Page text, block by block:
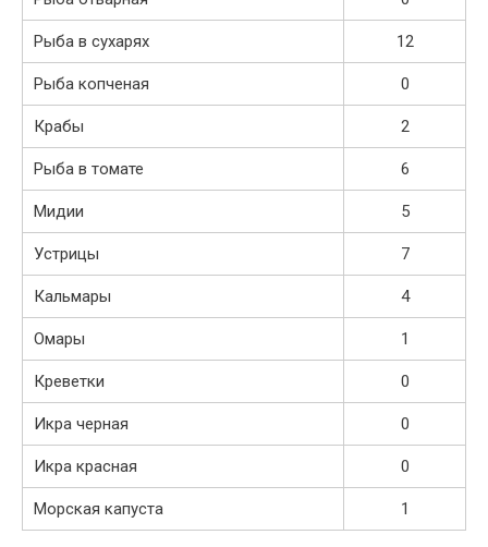
Рыба в сухарях 12
Рыба копченая 0
Крабы 2
Рыба в томате 6
Мидии 5
Устрицы 7
Кальмары 4
Омары 1
Креветки 0
Икра черная 0
Икра красная 0
Морская капуста 1